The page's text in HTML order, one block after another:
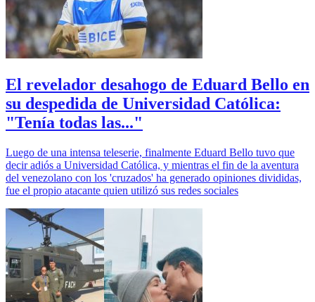
El revelador desahogo de Eduard Bello en
su despedida de Universidad Católica:
"Tenía todas las..."
Luego de una intensa teleserie, finalmente Eduard Bello tuvo que
decir adiós a Universidad Católica, y mientras el fin de la aventura
del venezolano con los 'cruzados' ha generado opiniones divididas,
fue el propio atacante quien utilizó sus redes sociales